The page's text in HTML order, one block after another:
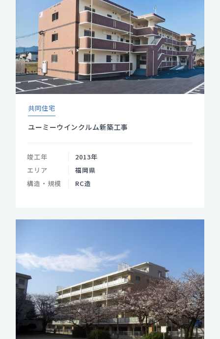
共同住宅
ユーミーウインクルム新築工事
竣工年
2013年
エリア
福岡県
構造・規模
RC造